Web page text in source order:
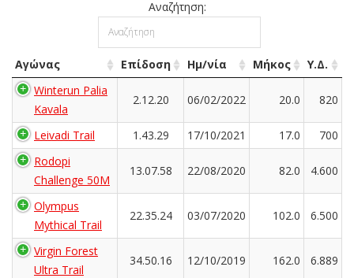
Αναζήτηση:
Αγώνας Επίδοση Ημ/νία Μήκος
Υ.Δ.
Winterun Palia
Kavala
2.12.20 06/02/2022 20.0 820
Leivadi Trail 1.43.29 17/10/2021 17.0
700
Rodopi
Challenge 50M
13.07.58 22/08/2020 82.0 4.600
Olympus
Mythical Trail
22.35.24 03/07/2020 102.0 6.500
Virgin Forest
Ultra Trail
34.50.16 12/10/2019 162.0 6.889